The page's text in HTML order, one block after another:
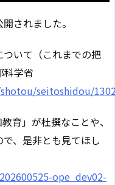
されました。
いて（これまでの把
科学省
seitoshidou/
育」が杜撰なことや、
、是非とも見てほし
ope_dev02-